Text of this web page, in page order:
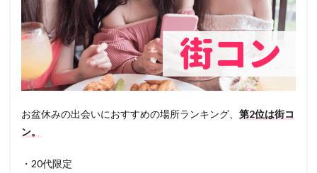
お盆休みの出会いにおすすめの場所ランキング、 第2位は街コ
ン。
・20代限定